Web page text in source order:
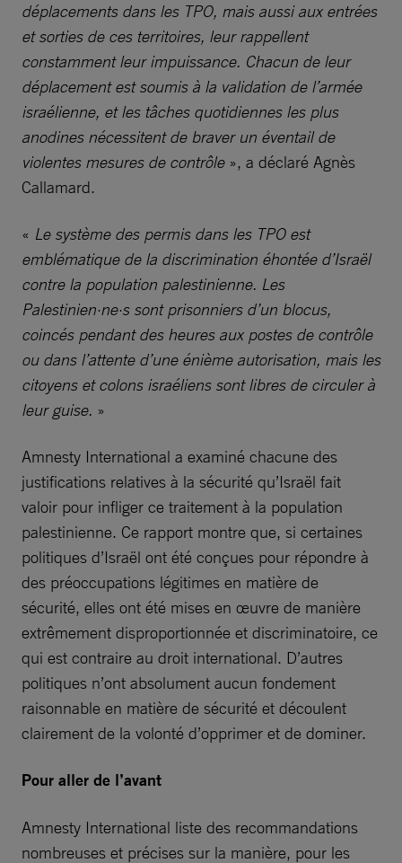
déplacements dans les TPO, mais aussi aux entrées
et sorties de ces territoires, leur rappellent
constamment leur impuissance. Chacun de leur
déplacement est soumis à la validation de l’armée
israélienne, et les tâches quotidiennes les plus
anodines nécessitent de braver un éventail de
violentes mesures de contrôle », a déclaré Agnès
Callamard.
« Le système des permis dans les TPO est
emblématique de la discrimination éhontée d’Israël
contre la population palestinienne. Les
Palestinien·ne·s sont prisonniers d’un blocus,
coincés pendant des heures aux postes de contrôle
ou dans l’attente d’une énième autorisation, mais les
citoyens et colons israéliens sont libres de circuler à
leur guise. »
Amnesty International a examiné chacune des
justifications relatives à la sécurité qu’Israël fait
valoir pour infliger ce traitement à la population
palestinienne. Ce rapport montre que, si certaines
politiques d’Israël ont été conçues pour répondre à
des préoccupations légitimes en matière de
sécurité, elles ont été mises en œuvre de manière
extrêmement disproportionnée et discriminatoire, ce
qui est contraire au droit international. D’autres
politiques n’ont absolument aucun fondement
raisonnable en matière de sécurité et découlent
clairement de la volonté d’opprimer et de dominer.
Pour aller de l’avant
Amnesty International liste des recommandations
nombreuses et précises sur la manière, pour les